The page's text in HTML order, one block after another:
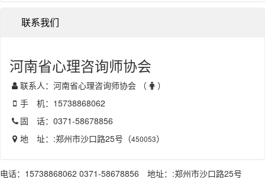
联系我们
河南省心理咨询师协会
联系人：河南省心理咨询师协会 （
）
手 机：15738868062
固 话：0371-58678856
地 址：:郑州市沙口路25号（450053）
电话：15738868062 0371-58678856 地址：:郑州市沙口路25号